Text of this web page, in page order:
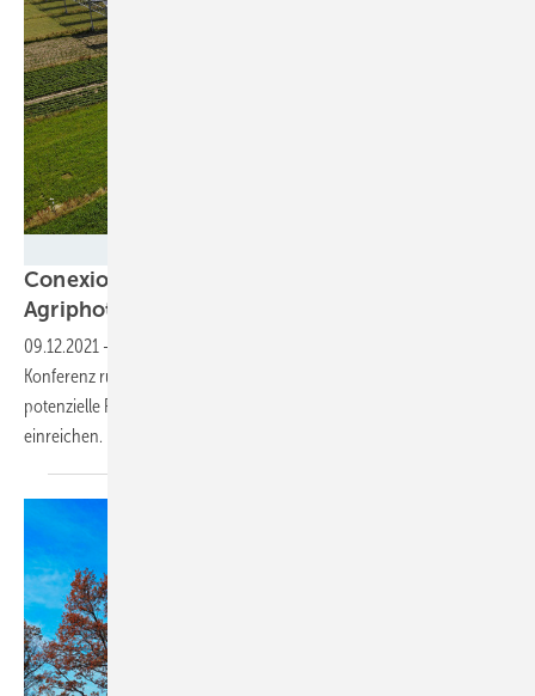
Conexio organisiert Konferenz zur
Agriphotovoltaik
09.12.2021 -
Konferenz rund um das Thema Agriphotovoltaik. Derzeit können
potenzielle Referenten ihre Vorschläge für einen Vortrag
einreichen.